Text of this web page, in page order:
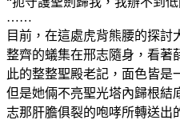
……
目前，在這處虎背熊腰的探討
整齊的蟻集在邢志隨身，看著
此的整整聖殿老記，面色皆是
但是她倆不亮聖光塔內歸根結
志那肝膽俱裂的咆哮所轉送出